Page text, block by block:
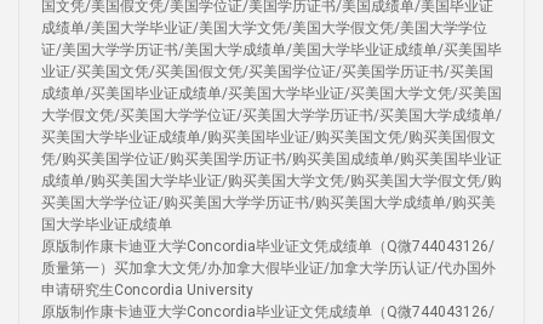
国文凭/美国假文凭/美国学位证/美国学历证书/美国成绩单/美国毕业证
成绩单/美国大学毕业证/美国大学文凭/美国大学假文凭/美国大学学位
证/美国大学学历证书/美国大学成绩单/美国大学毕业证成绩单/买美国毕
业证/买美国文凭/买美国假文凭/买美国学位证/买美国学历证书/买美国
成绩单/买美国毕业证成绩单/买美国大学毕业证/买美国大学文凭/买美国
大学假文凭/买美国大学学位证/买美国大学学历证书/买美国大学成绩单/
买美国大学毕业证成绩单/购买美国毕业证/购买美国文凭/购买美国假文
凭/购买美国学位证/购买美国学历证书/购买美国成绩单/购买美国毕业证
成绩单/购买美国大学毕业证/购买美国大学文凭/购买美国大学假文凭/购
买美国大学学位证/购买美国大学学历证书/购买美国大学成绩单/购买美
国大学毕业证成绩单
原版制作康卡迪亚大学Concordia毕业证文凭成绩单（Q微744043126/
质量第一）买加拿大文凭/办加拿大假毕业证/加拿大学历认证/代办国外
申请研究生Concordia University
原版制作康卡迪亚大学Concordia毕业证文凭成绩单（Q微744043126/